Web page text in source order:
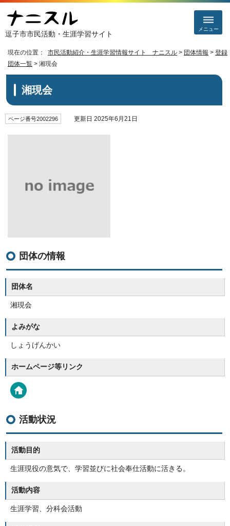
逗子市市民活動・生涯学習サイト
メニュー
現在の位置： 市民活動紹介・生涯学習情報サイト ナニスル > 団体情報 > 登録
団体一覧 > 湘現会
湘現会
ページ番号2002296 更新日 2025年6月21日
団体の情報
団体名
湘現会
よみがな
しょうげんかい
ホームページ等リンク
活動状況
活動目的
生涯現役の意気で、学習並びに社会奉仕活動に活きる。
活動内容
生涯学習、分科会活動